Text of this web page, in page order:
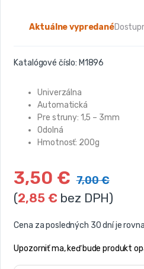
Aktuálne vypredané
Katalógové číslo: M1896
Univerzálna
Automatická
Pre struny: 1,5 – 3mm
Odolná
Hmotnosť: 200g
3,50 € 7,00€
(2,85 € bez DPH)
Cena za posledných 30 dní je
Upozorniť ma, keď bude produkt